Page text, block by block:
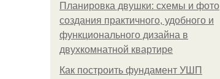
Планировка двушки: схемы и фото
создания практичного, удобного и
функционального дизайна в
двухкомнатной квартире
Как построить фундамент УШП